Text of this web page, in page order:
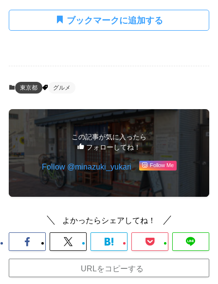
ブックマークに追加する
東京都 グルメ
この記事が気に入ったら
フォローしてね！
Follow @minazuki_yukari Follow Me
よかったらシェアしてね！
URLをコピーする